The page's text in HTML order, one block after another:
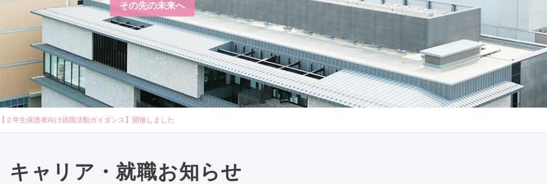
その先の未来へ
【２年生保護者向け就職活動ガイダンス】開催しました
キャリア・就職お知らせ